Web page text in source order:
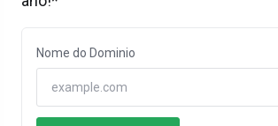
Nome do Dominio